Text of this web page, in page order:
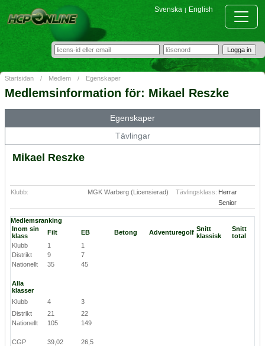
Svenska | English
Startsidan / Medlem / Egenskaper
Medlemsinformation för: Mikael Reszke
Egenskaper
Tävlingar
Mikael Reszke
Klubb: MGK Warberg (Licensierad) Tävlingsklass: Herrar
Senior
Medlemsranking
Inom sin
klass
Filt EB Betong Adventuregolf Snitt
klassisk
Snitt
total
Klubb
1
1
Distrikt
9
7
Nationellt
35 45
Alla
klasser
Klubb
4
3
Distrikt
21
22
Nationellt
105 149
CGP 39,02
26,5